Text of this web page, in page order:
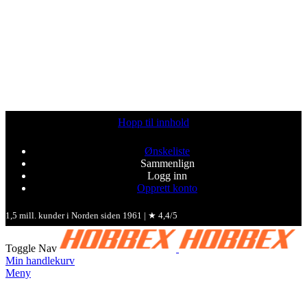
Hopp til innhold
Ønskeliste
Sammenlign
Logg inn
Opprett konto
1,5 mill. kunder i Norden siden 1961 | ★ 4,4/5
Toggle Nav
Min handlekurv
Meny